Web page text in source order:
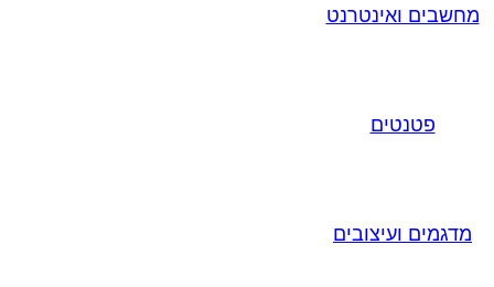
מחשבים ואינטרנט
פטנטים
מדגמים ועיצובים